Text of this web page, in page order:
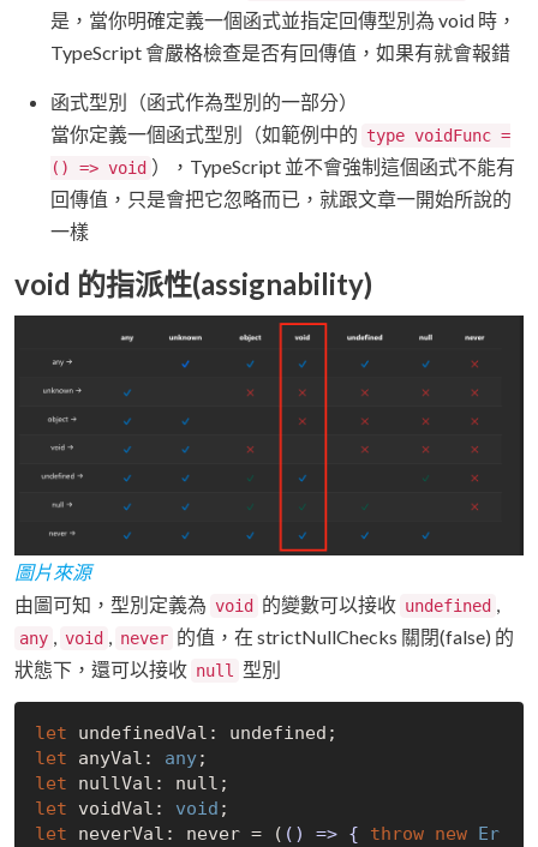
是，當你明確定義一個函式並指定回傳型別為 void 時，
TypeScript 會嚴格檢查是否有回傳值，如果有就會報錯
函式型別（函式作為型別的一部分）
當你定義一個函式型別（如範例中的 type voidFunc =
() => void ），TypeScript 並不會強制這個函式不能有
回傳值，只是會把它忽略而已，就跟文章一開始所說的
一樣
void 的指派性(assignability)
圖片來源
由圖可知，型別定義為 void 的變數可以接收 undefined ,
any , void , never 的值，在 strictNullChecks 關閉(false) 的
狀態下，還可以接收 null 型別
let undefinedVal: undefined
let anyVal: any
let nullVal: null
let voidVal: void
let neverVal: never = ( ( ) => { throw new
Er